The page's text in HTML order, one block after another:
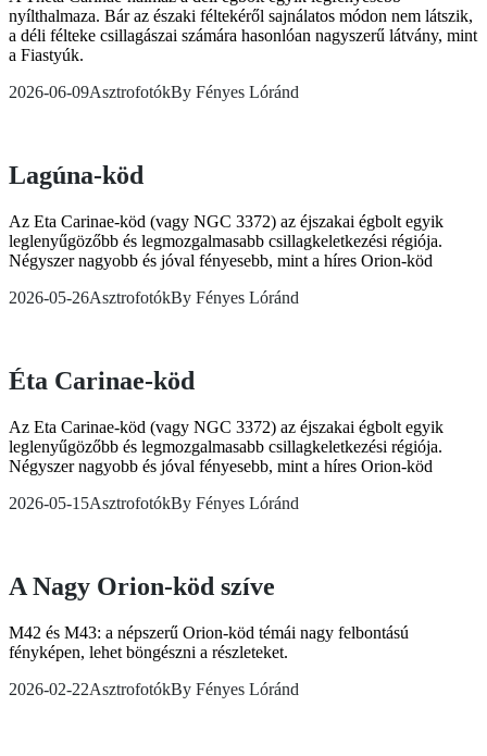
nyílthalmaza. Bár az északi féltekéről sajnálatos módon nem látszik,
a déli félteke csillagászai számára hasonlóan nagyszerű látvány, mint
a Fiastyúk.
2026-06-09AsztrofotókBy Fényes Lóránd
Lagúna-köd
Az Eta Carinae-köd (vagy NGC 3372) az éjszakai égbolt egyik
leglenyűgözőbb és legmozgalmasabb csillagkeletkezési régiója.
Négyszer nagyobb és jóval fényesebb, mint a híres Orion-köd
2026-05-26AsztrofotókBy Fényes Lóránd
Éta Carinae-köd
Az Eta Carinae-köd (vagy NGC 3372) az éjszakai égbolt egyik
leglenyűgözőbb és legmozgalmasabb csillagkeletkezési régiója.
Négyszer nagyobb és jóval fényesebb, mint a híres Orion-köd
2026-05-15AsztrofotókBy Fényes Lóránd
A Nagy Orion-köd szíve
M42 és M43: a népszerű Orion-köd témái nagy felbontású
fényképen, lehet böngészni a részleteket.
2026-02-22AsztrofotókBy Fényes Lóránd